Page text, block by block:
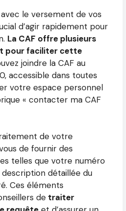
le versement de vos
d’agir rapidement pour
La CAF offre plusieurs
pour faciliter cette
joindre la CAF au
accessible dans toutes
votre espace personnel
« contacter ma CAF
de votre
de fournir des
telles que votre numéro
détaillée du
Ces éléments
de traiter